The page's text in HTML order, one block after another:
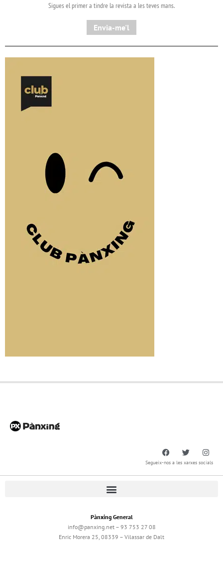
Sigues el primer a tindre la revista a les teves mans.
Envia-me'l
Segueix-nos a les xarxes socials
Pànxing General
info@panxing.net – 93 753 27 08
Enric Morera 25, 08339 – Vilassar de Dalt